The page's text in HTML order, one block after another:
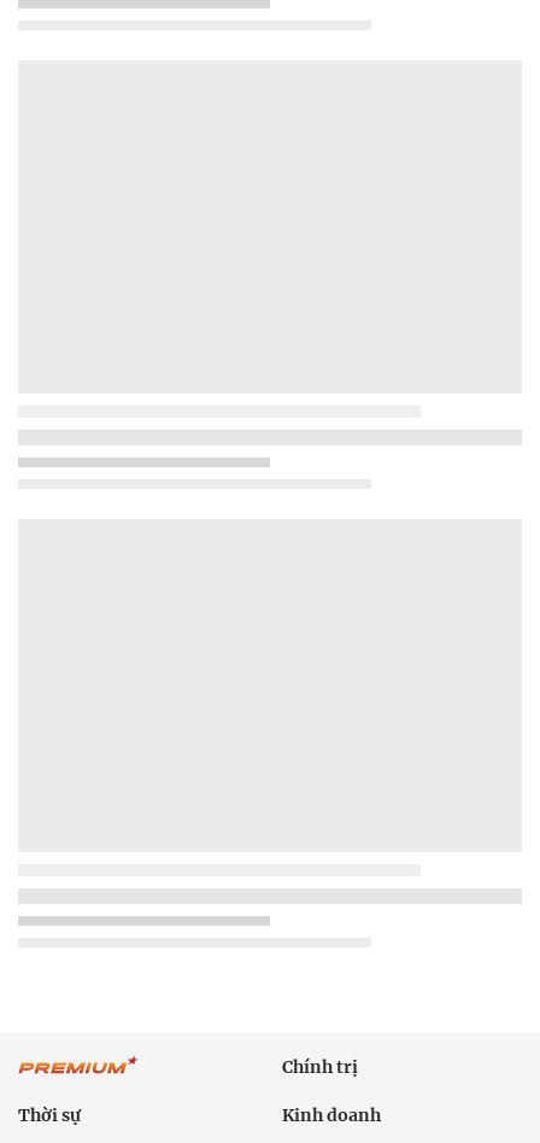
Chính trị
Thời sự Kinh doanh